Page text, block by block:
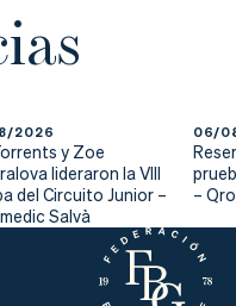
2026
y Zoe
lideraron la VIII
del Circuito Junior –
Salvà
06/
–